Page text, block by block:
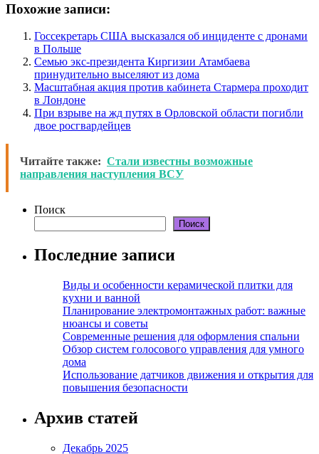
Похожие записи:
Госсекретарь США высказался об инциденте с дронами
в Польше
Семью экс-президента Киргизии Атамбаева
принудительно выселяют из дома
Масштабная акция против кабинета Стармера проходит
в Лондоне
При взрыве на жд путях в Орловской области погибли
двое росгвардейцев
Читайте также: Стали известны возможные
направления наступления ВСУ
Поиск
Поиск
Последние записи
Виды и особенности керамической плитки для
кухни и ванной
Планирование электромонтажных работ: важные
нюансы и советы
Современные решения для оформления спальни
Обзор систем голосового управления для умного
дома
Использование датчиков движения и открытия для
повышения безопасности
Архив статей
Декабрь 2025